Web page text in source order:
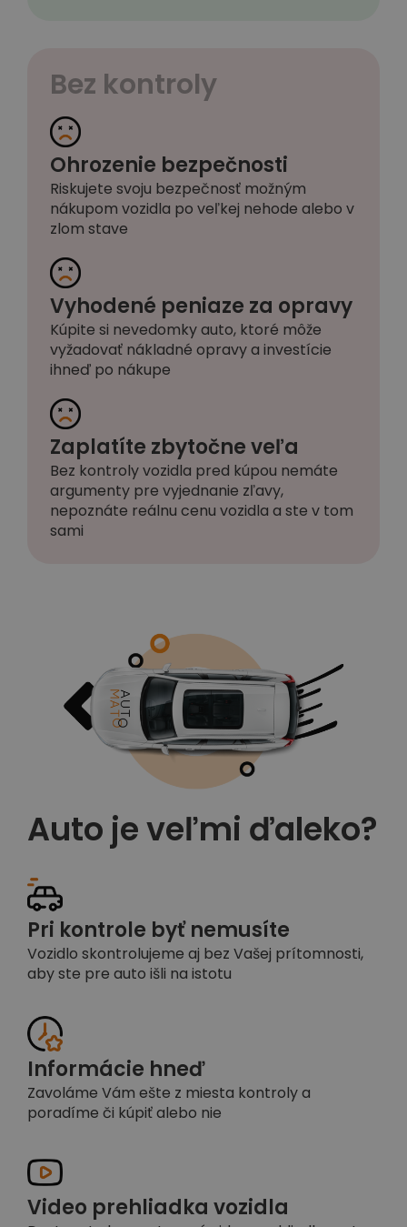
Bez kontroly
Ohrozenie bezpečnosti
Riskujete svoju bezpečnosť možným
nákupom vozidla po veľkej nehode alebo v
zlom stave
Vyhodené peniaze za opravy
Kúpite si nevedomky auto, ktoré môže
vyžadovať nákladné opravy a investície
ihneď po nákupe
Zaplatíte zbytočne veľa
Bez kontroly vozidla pred kúpou nemáte
argumenty pre vyjednanie zľavy,
nepoznáte reálnu cenu vozidla a ste v tom
sami
Auto je veľmi ďaleko?
Pri kontrole byť nemusíte
Vozidlo skontrolujeme aj bez Vašej prítomnosti,
aby ste pre auto išli na istotu
Informácie hneď
Zavoláme Vám ešte z miesta kontroly a
poradíme či kúpiť alebo nie
Video prehliadka vozidla